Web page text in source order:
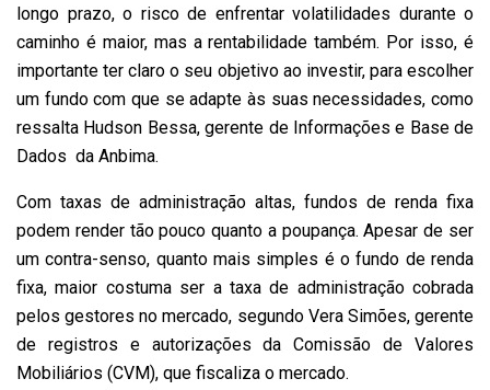
longo prazo, o risco de enfrentar volatilidades durante o
caminho é maior, mas a rentabilidade também. Por isso, é
importante ter claro o seu objetivo ao investir, para escolher
um fundo com que se adapte às suas necessidades, como
ressalta Hudson Bessa, gerente de Informações e Base de
Dados da Anbima.
Com taxas de administração altas, fundos de renda fixa
podem render tão pouco quanto a poupança. Apesar de ser
um contra-senso, quanto mais simples é o fundo de renda
fixa, maior costuma ser a taxa de administração cobrada
pelos gestores no mercado, segundo Vera Simões, gerente
de registros e autorizações da Comissão de Valores
Mobiliários (CVM), que fiscaliza o mercado.